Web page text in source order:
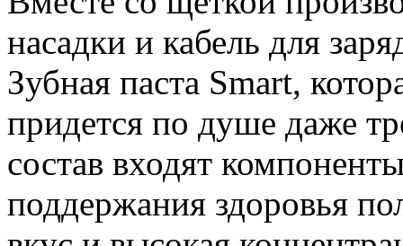
насадки и кабель для
Зубная паста Smart,
придется по душе даже
состав входят
поддержания здоровья